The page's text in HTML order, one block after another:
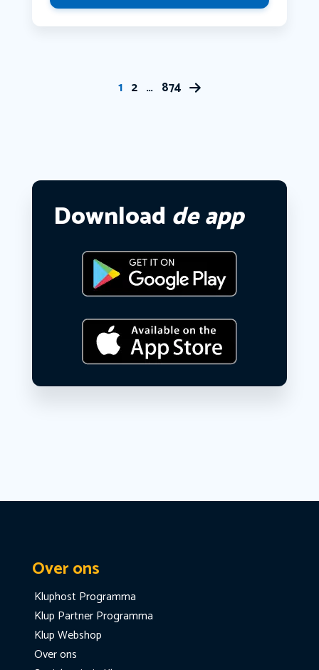
1 2 … 874
Download de app
Over ons
Kluphost Programma
Klup Partner Programma
Klup Webshop
Over ons